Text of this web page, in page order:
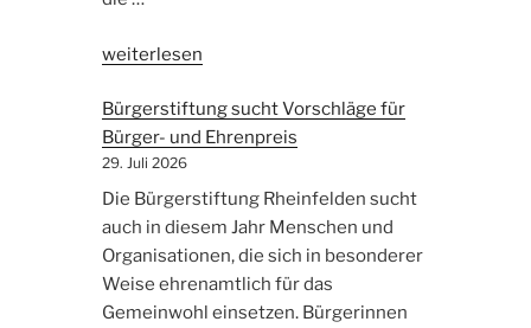
„Ein
Heimat
für
das
Bürgerheim“
weiterlesen
Bürgerstiftung sucht Vorschläge für
Bürger- und Ehrenpreis
29. Juli 2026
Die Bürgerstiftung Rheinfelden sucht
auch in diesem Jahr Menschen und
Organisationen, die sich in besonderer
Weise ehrenamtlich für das
Gemeinwohl einsetzen. Bürgerinnen